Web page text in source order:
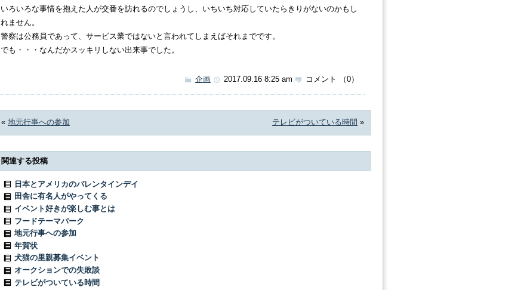
いろいろな事情を抱えた人が交番を訪れるのでしょうし、いちいち対応していたらきりがないのかもし
れません。
警察は公務員であって、サービス業ではないと言われてしまえばそれまでです。
でも・・・なんだかスッキリしない出来事でした。
企画 2017.09.16 8:25 am コメント （0）
« 地元行事への参加 テレビがついている時間 »
関連する投稿
日本とアメリカのバレンタインデイ
田舎に有名人がやってくる
イベント好きが楽しむ事とは
フードテーマパーク
地元行事への参加
年賀状
犬猫の里親募集イベント
オークションでの失敗談
テレビがついている時間